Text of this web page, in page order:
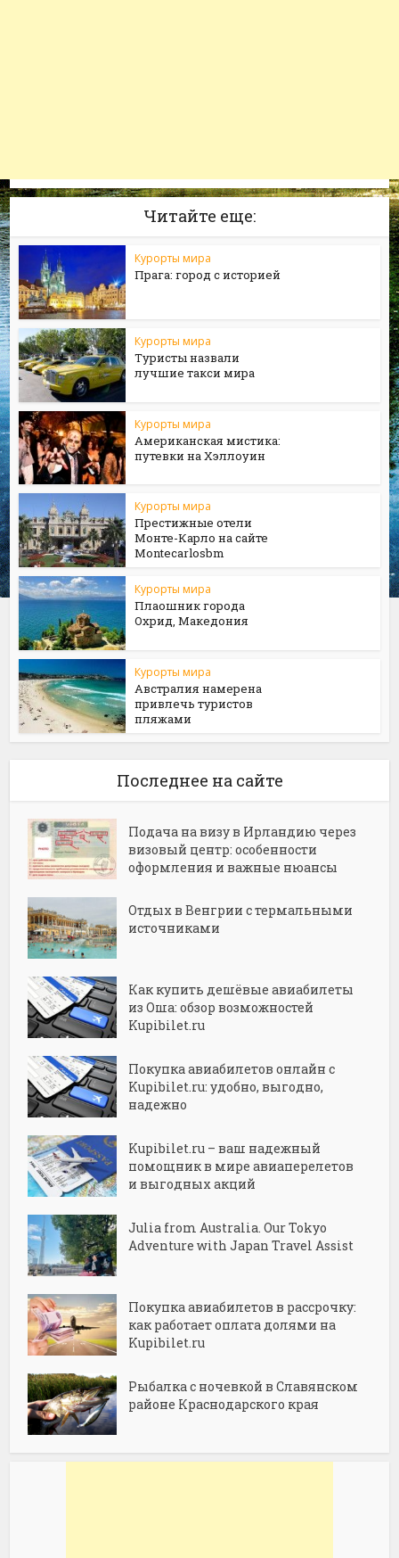
Читайте еще:
Курорты мира
Прага: город с историей
Курорты мира
Туристы назвали
лучшие такси мира
Курорты мира
Американская мистика:
путевки на Хэллоуин
Курорты мира
Престижные отели
Монте-Карло на сайте
Мontecarlosbm
Курорты мира
Плаошник города
Охрид, Македония
Курорты мира
Австралия намерена
привлечь туристов
пляжами
Последнее на сайте
Подача на визу в Ирландию через
визовый центр: особенности
оформления и важные нюансы
Отдых в Венгрии с термальными
источниками
Как купить дешёвые авиабилеты
из Оша: обзор возможностей
Kupibilet.ru
Покупка авиабилетов онлайн с
Kupibilet.ru: удобно, выгодно,
надежно
Kupibilet.ru – ваш надежный
помощник в мире авиаперелетов
и выгодных акций
Julia from Australia. Our Tokyo
Adventure with Japan Travel Assist
Покупка авиабилетов в рассрочку:
как работает оплата долями на
Kupibilet.ru
Рыбалка с ночевкой в Славянском
районе Краснодарского края